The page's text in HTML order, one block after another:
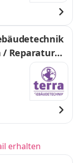
Reparatur
erhalten